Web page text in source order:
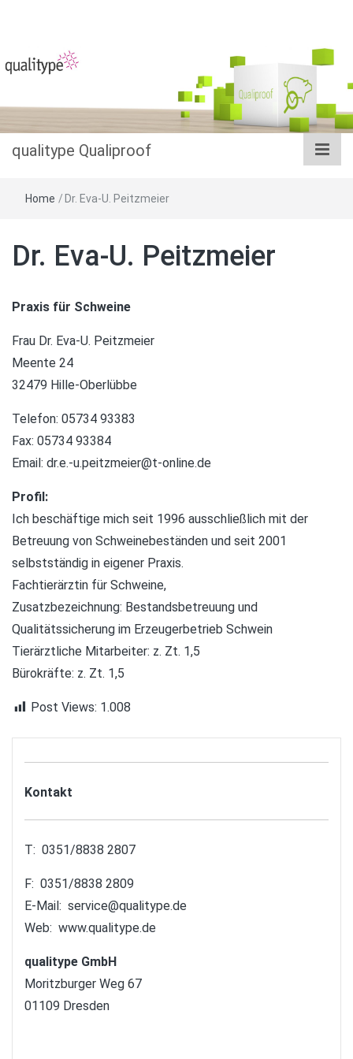
Qualiproof
qualitype Qualiproof
Home / Dr. Eva-U. Peitzmeier
Dr. Eva-U. Peitzmeier
Praxis für Schweine
Frau Dr. Eva-U. Peitzmeier
Meente 24
32479 Hille-Oberlübbe
Telefon: 05734 93383
Fax: 05734 93384
Email: dr.e.-u.peitzmeier@t-online.de
Profil:
Ich beschäftige mich seit 1996 ausschließlich mit der
Betreuung von Schweinebeständen und seit 2001
selbstständig in eigener Praxis.
Fachtierärztin für Schweine,
Zusatzbezeichnung: Bestandsbetreuung und
Qualitätssicherung im Erzeugerbetrieb Schwein
Tierärztliche Mitarbeiter: z. Zt. 1,5
Bürokräfte: z. Zt. 1,5
Post Views: 1.008
Kontakt
T: 0351/8838 2807
F: 0351/8838 2809
E-Mail: service@qualitype.de
Web: www.qualitype.de
qualitype GmbH
Moritzburger Weg 67
01109 Dresden